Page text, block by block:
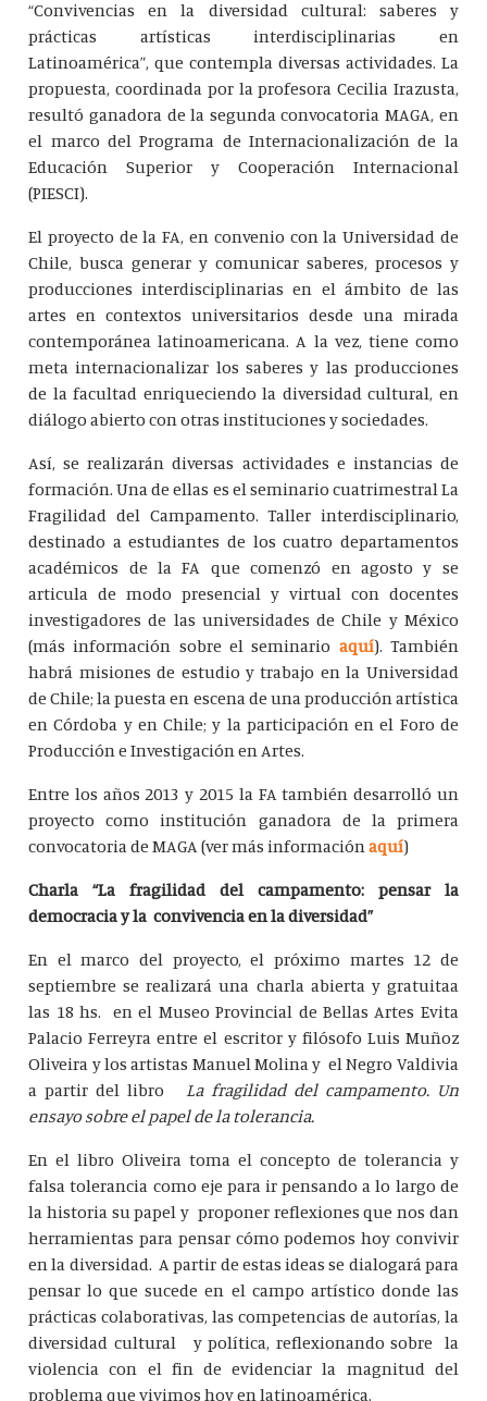
“Convivencias en la diversidad cultural: saberes y
prácticas artísticas interdisciplinarias en
Latinoamérica”, que contempla diversas actividades. La
propuesta, coordinada por la profesora Cecilia Irazusta,
resultó ganadora de la segunda convocatoria MAGA, en
el marco del Programa de Internacionalización de la
Educación Superior y Cooperación Internacional
(PIESCI).
El proyecto de la FA, en convenio con la Universidad de
Chile, busca generar y comunicar saberes, procesos y
producciones interdisciplinarias en el ámbito de las
artes en contextos universitarios desde una mirada
contemporánea latinoamericana. A la vez, tiene como
meta internacionalizar los saberes y las producciones
de la facultad enriqueciendo la diversidad cultural, en
diálogo abierto con otras instituciones y sociedades.
Así, se realizarán diversas actividades e instancias de
formación. Una de ellas es el seminario cuatrimestral La
Fragilidad del Campamento. Taller interdisciplinario,
destinado a estudiantes de los cuatro departamentos
académicos de la FA que comenzó en agosto y se
articula de modo presencial y virtual con docentes
investigadores de las universidades de Chile y México
(más información sobre el seminario aquí). También
habrá misiones de estudio y trabajo en la Universidad
de Chile; la puesta en escena de una producción artística
en Córdoba y en Chile; y la participación en el Foro de
Producción e Investigación en Artes.
Entre los años 2013 y 2015 la FA también desarrolló un
proyecto como institución ganadora de la primera
convocatoria de MAGA (ver más informaciónaquí)
Charla “La fragilidad del campamento: pensar la
democracia y la convivencia en la diversidad”
En el marco del proyecto, el próximo martes 12 de
septiembre se realizará una charla abierta y gratuitaa
las 18 hs. en el Museo Provincial de Bellas Artes Evita
Palacio Ferreyra entre el escritor y filósofo Luis Muñoz
Oliveira y los artistas Manuel Molina y el Negro Valdivia
a partir del libro La fragilidad del campamento. Un
ensayo sobre el papel de la tolerancia.
En el libro Oliveira toma el concepto de tolerancia y
falsa tolerancia como eje para ir pensando a lo largo de
la historia su papel y proponer reflexiones que nos dan
herramientas para pensar cómo podemos hoy convivir
en la diversidad. A partir de estas ideas se dialogará para
pensar lo que sucede en el campo artístico donde las
prácticas colaborativas, las competencias de autorías, la
diversidad cultural y política, reflexionando sobre la
violencia con el fin de evidenciar la magnitud del
problema que vivimos hoy en latinoamérica.